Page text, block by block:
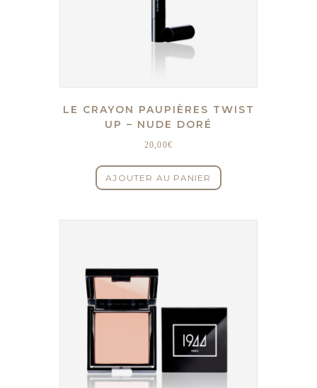
LE CRAYON PAUPIÈRES TWIST
UP – NUDE DORÉ
20,00€
AJOUTER AU PANIER